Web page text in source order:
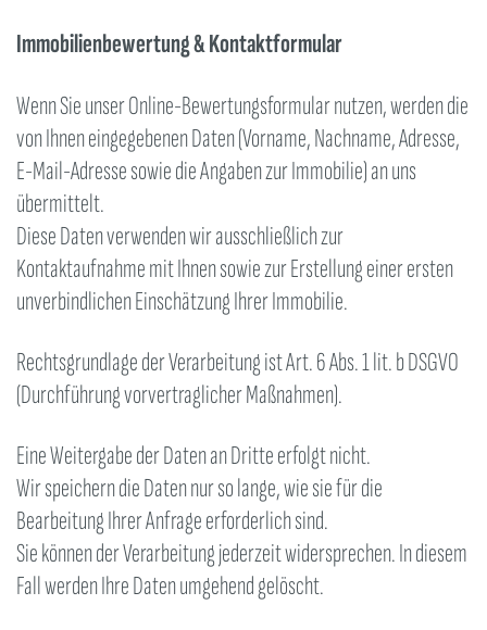
Immobilienbewertung & Kontaktformular
Wenn Sie unser Online-Bewertungsformular nutzen, werden die
von Ihnen eingegebenen Daten (Vorname, Nachname, Adresse,
E-Mail-Adresse sowie die Angaben zur Immobilie) an uns
übermittelt.
Diese Daten verwenden wir ausschließlich zur
Kontaktaufnahme mit Ihnen sowie zur Erstellung einer ersten
unverbindlichen Einschätzung Ihrer Immobilie.
Rechtsgrundlage der Verarbeitung ist Art. 6 Abs. 1 lit. b DSGVO
(Durchführung vorvertraglicher Maßnahmen).
Eine Weitergabe der Daten an Dritte erfolgt nicht.
Wir speichern die Daten nur so lange, wie sie für die
Bearbeitung Ihrer Anfrage erforderlich sind.
Sie können der Verarbeitung jederzeit widersprechen. In diesem
Fall werden Ihre Daten umgehend gelöscht.